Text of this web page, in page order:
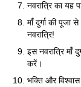
नवरात्रि का यह
माँ दुर्गा की
नवरात्रि!
इस नवरात्रि माँ
करें।
भक्ति और